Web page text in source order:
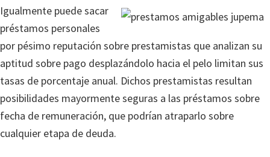
Igualmente puede sacar
préstamos personales
por pésimo reputación sobre prestamistas que analizan su
aptitud sobre pago desplazándolo hacia el pelo limitan sus
tasas de porcentaje anual. Dichos prestamistas resultan
posibilidades mayormente seguras a las préstamos sobre
fecha de remuneración, que podrían atraparlo sobre
cualquier etapa de deuda.